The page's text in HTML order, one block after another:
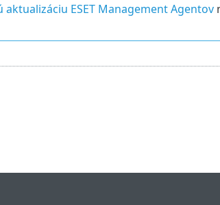
ESET Management Agentov